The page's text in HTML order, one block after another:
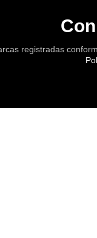
registradas